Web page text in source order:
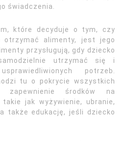
świadczenia.
które decyduje o tym, czy
otrzymać alimenty, jest jego
przysługują, gdy dziecko
utrzymać się i
potrzeb.
tu o pokrycie wszystkich
środków na
jak wyżywienie, ubranie,
także edukację, jeśli dziecko